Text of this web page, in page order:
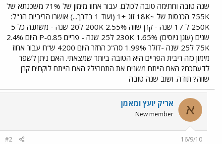
שנה טובה וחתימה טובה לכולם. עבור אחוז מימון של 71% משכנתא של
755K הכנסות של ~18K זוג +1 (ועוד 1 בדרך...) אושרו הריביות הנ"ל:
250K ל 17 שנה - קרן שווה 2.55% 200K ל20 שנה - משתנה כל 5
שנים (עוגן גיוסים) 1.65% 230K ל25 שנה - פריים P-0.85 היום 2.4%
75K ל25 שנה -דולר 1.99% סה"כ החזר היום 4200 ש"ח עבור אחוז
מימון כזה ריבית הפריים היא הטובה ביותר שמצאתי. האם ניתן לשפר
לדעתכם? האם הייתם משנים את התמהיל? האם הייתם לוקחים קרן
שווה? תודה. ושוב שנה טובה
א אריק יועץ ומאמן
New member
16/9/10
#2